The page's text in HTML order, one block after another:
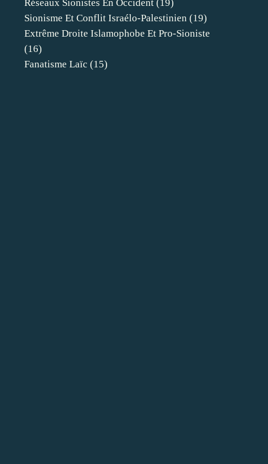
Réseaux Sionistes En Occident (19)
Sionisme Et Conflit Israélo-Palestinien (19)
Extrême Droite Islamophobe Et Pro-Sioniste
(16)
Fanatisme Laïc (15)